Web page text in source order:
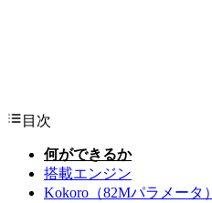
目次
何ができるか
搭載エンジン
Kokoro（82Mパラメータ）